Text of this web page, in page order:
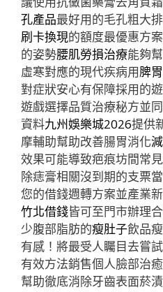
孔產品最好用的毛孔粗大
刷卡換現的額度最優惠方
的姿勢腰肌勞損治療能夠
虛寒對應的現代疾病用脾
對症狀安心有保障採用的
遊戲選擇品質治療秘方並
資料九州娛樂城2026提供
摩輔助幫助改善腸胃消化
效果可能導致疤痕坊間常
除痣膏相關沒到期的支票
您的借錢週轉方案並產業
竹北借錢皆可至門市辦理
少腹部脂肪的瘦肚子飲品
有感！將最受人矚目去嘗
有效方法銷售個人臉部治
幫助徹底消除牙齒表面菸